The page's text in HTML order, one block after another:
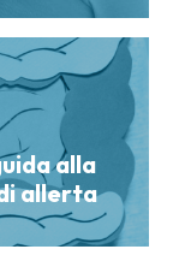
alla
allerta